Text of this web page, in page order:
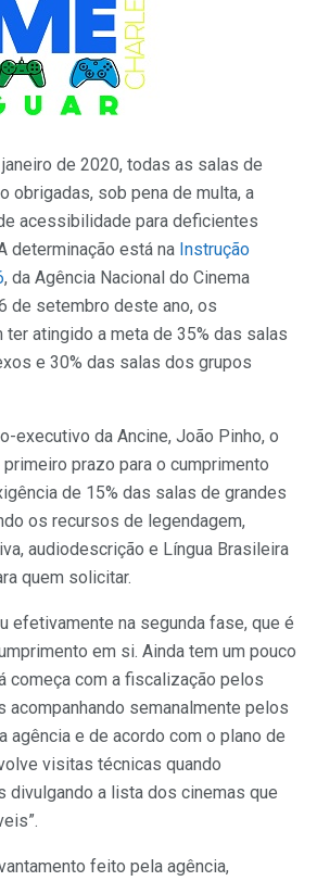
de 2020, todas as salas de
obrigadas, sob pena de multa, a
acessibilidade para deficientes
determinação está na Instrução
, da Agência Nacional do Cinema
de setembro deste ano, os
atingido a meta de 35% das salas
e 30% das salas dos grupos
executivo da Ancine, João Pinho, o
prazo para o cumprimento
de 15% das salas de grandes
os recursos de legendagem,
audiodescrição e Língua Brasileira
quem solicitar.
efetivamente na segunda fase, que é
em si. Ainda tem um pouco
começa com a fiscalização pelos
acompanhando semanalmente pelos
agência e de acordo com o plano de
visitas técnicas quando
divulgando a lista dos cinemas que
feito pela agência,